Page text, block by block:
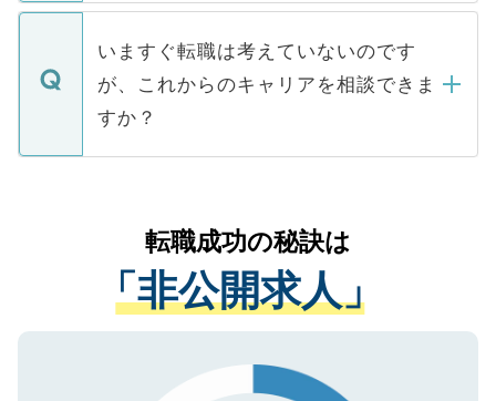
に、医療機関が求める条件に合った人材の
みを人材紹介会社に依頼するケースが増え
ています。
定を承諾する必要はありません。内定先へ
の辞退の連絡はキャリアパートナーが行い
個人情報が漏えいすることはありませんの
で、ご安心ください。当サイトからの登録
などで収集したご登録者様の個人情報は、
ご本人のキャリアアップおよび転職活動の
支援を目的に使用いたします。お預かりし
ているすべての個人データはご本人の許可
は、個人情報の取り扱いについての厳密な
管理基準を満たした事業者のみに付与され
る、プライバシーマークを取得済みです。
で、機密保持に関してもご安心ください。
いますぐ転職は考えていないのです
が、これからのキャリアを相談できま
すか？
かがいして、現在の医療機関の状況や紹介
経験をまじえながら、適切なアドバイスを
させていただきます。すぐにご転職をされ
ない方には、長期的なサポートが可能です
ので、まずはご登録ください。
転職成功の秘訣は
「非公開求人」